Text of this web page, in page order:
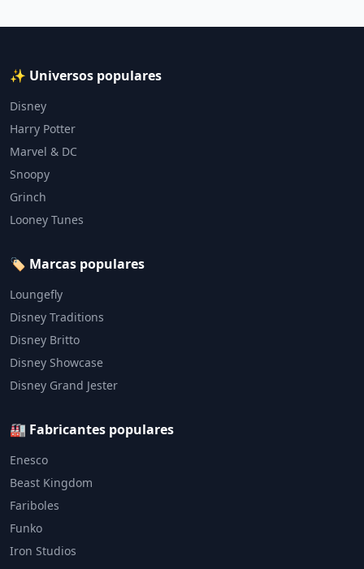
✨ Universos populares
Disney
Harry Potter
Marvel & DC
Snoopy
Grinch
Looney Tunes
🏷️ Marcas populares
Loungefly
Disney Traditions
Disney Britto
Disney Showcase
Disney Grand Jester
🏭 Fabricantes populares
Enesco
Beast Kingdom
Fariboles
Funko
Iron Studios